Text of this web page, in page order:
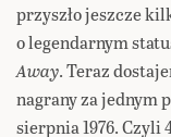
przyszło jeszcze
o legendarnym
Away. Teraz
nagrany za jednym
sierpnia 1976. Czyli